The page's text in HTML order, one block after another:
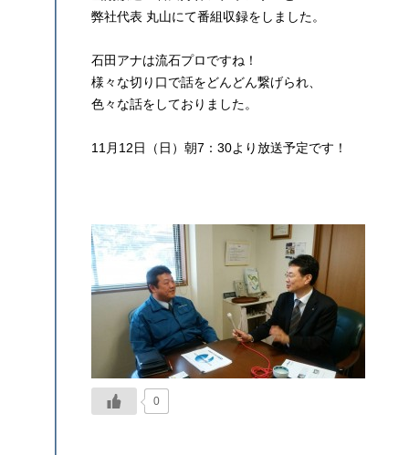
弊社代表 丸山にて番組収録をしました。
石田アナは流石プロですね！
様々な切り口で話をどんどん繋げられ、
色々な話をしておりました。
11月12日（日）朝7：30より放送予定です！
0